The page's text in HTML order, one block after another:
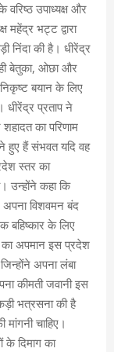
उपाध्यक्ष और
महेंद्र भट्ट द्वारा
निंदा की है। धीरेंद्र
बेतुका, ओछा और
बयान के लिए
धीरेंद्र प्रताप ने
का परिणाम
हुए हैं संभवत यदि वह
स्तर का
उन्होंने कहा कि
विशवमन बंद
बहिष्कार के लिए
का अपमान इस प्रदेश
अपना लंबा
कीमती जवानी इस
भत्रसना की है
चाहिए‌।
के दिमाग का